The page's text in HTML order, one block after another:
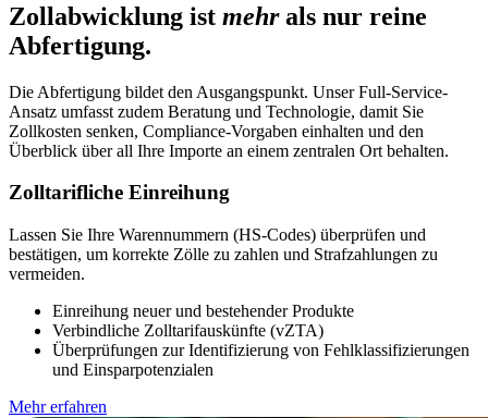
Zollabwicklung ist mehrals nur reine
Abfertigung.
Die Abfertigung bildet den Ausgangspunkt. Unser Full-Service-
Ansatz umfasst zudem Beratung und Technologie, damit Sie
Zollkosten senken, Compliance-Vorgaben einhalten und den
Überblick über all Ihre Importe an einem zentralen Ort behalten.
Zolltarifliche Einreihung
Lassen Sie Ihre Warennummern (HS-Codes) überprüfen und
bestätigen, um korrekte Zölle zu zahlen und Strafzahlungen zu
vermeiden.
Einreihung neuer und bestehender Produkte
Verbindliche Zolltarifauskünfte (vZTA)
Überprüfungen zur Identifizierung von Fehlklassifizierungen
und Einsparpotenzialen
Mehr erfahren